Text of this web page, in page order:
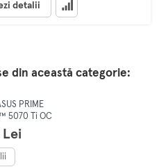
detalii
din această categorie:
PRIME
5070 Ti OC
256-bit
Lei